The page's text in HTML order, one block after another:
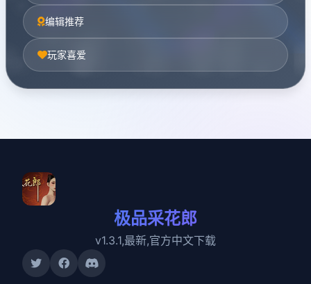
编辑推荐
玩家喜爱
极品采花郎
v1.3.1,最新,官方中文下载